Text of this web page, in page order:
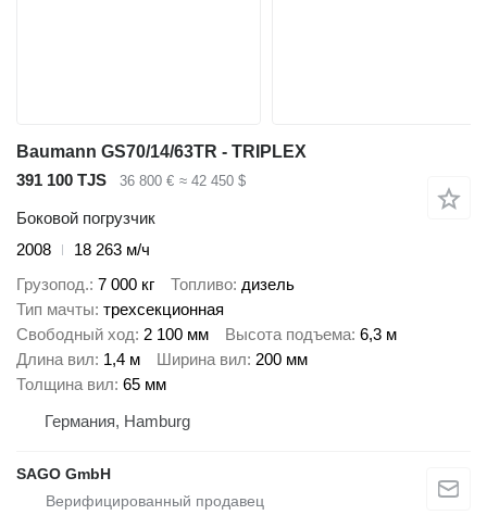
Baumann GS70/14/63TR - TRIPLEX
391 100 TJS
36 800 € ≈ 42 450 $
Боковой погрузчик
2008
18 263 м/ч
Грузопод. 7 000 кг Топливо дизель
Тип мачты трехсекционная
Свободный ход 2 100 мм Высота подъема 6,3 м
Длина вил 1,4 м Ширина вил 200 мм
Толщина вил 65 мм
Германия, Hamburg
SAGO GmbH